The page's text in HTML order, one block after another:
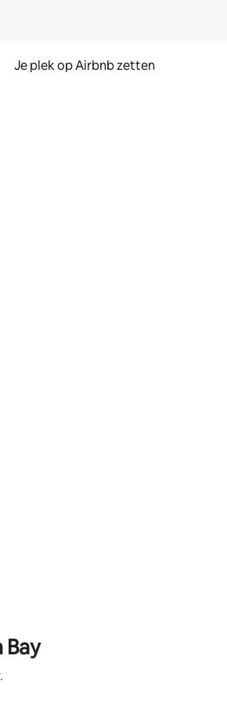
Je plek op Airbnb zetten